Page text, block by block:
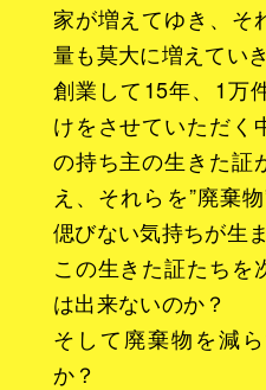
家が増えてゆき、そ
量も莫大に増えてい
創業して15年、1万
けをさせていただく
の持ち主の生きた証
え、それらを”廃棄
偲びない気持ちが生
この生きた証たちを
は出来ないのか？
そして廃棄物を減
か？